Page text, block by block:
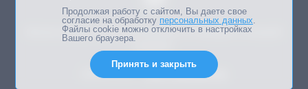
Мнение авторов статей портала может не совпадать с позицией
Дизайн сайта -
Продолжая работу с сайтом, Вы даете свое
согласие на обработку персональных данных.
Файлы cookie можно отключить в настройках
Вашего браузера.
Принять и закрыть